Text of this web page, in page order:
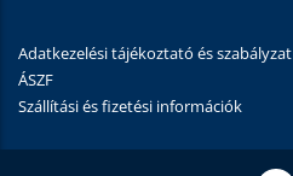
Adatkezelési tájékoztató és szabályzat
ÁSZF
Szállítási és fizetési információk